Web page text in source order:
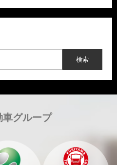
車グループ